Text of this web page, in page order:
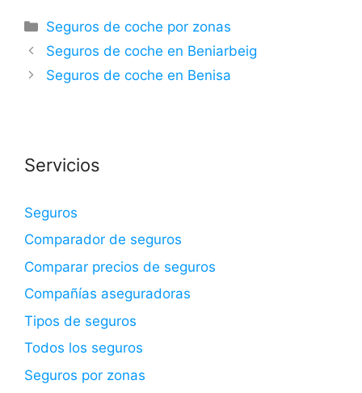
Categorías
Seguros de coche por zonas
Seguros de coche en Beniarbeig
Seguros de coche en Benisa
Servicios
Seguros
Comparador de seguros
Comparar precios de seguros
Compañías aseguradoras
Tipos de seguros
Todos los seguros
Seguros por zonas